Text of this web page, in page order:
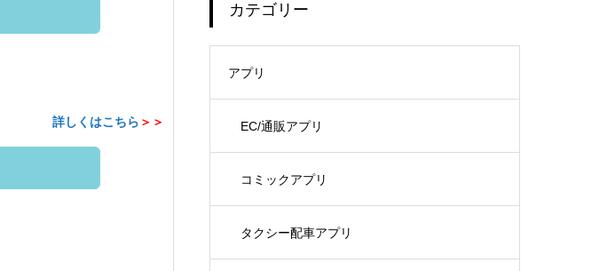
詳しくはこちら ＞＞
カテゴリー
アプリ
EC/通販アプリ
コミックアプリ
タクシー配車アプリ